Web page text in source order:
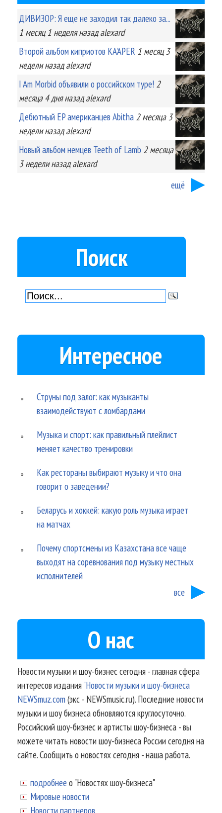
ДИВИЗОР: Я еще не заходил так далеко за...
1 месяц 1 неделяназад alexard
Второй альбом киприотов KA'APER 1 месяц 3
неделиназад alexard
I Am Morbid объявили о российском туре! 2
месяца 4 дняназад alexard
Дебютный EP американцев Abitha 2 месяца 3
неделиназад alexard
Новый альбом немцев Teeth of Lamb 2 месяца
3 неделиназад alexard
ещё
Поиск
Интересное
Струны под залог: как музыканты
взаимодействуют с ломбардами
Музыка и спорт: как правильный плейлист
меняет качество тренировки
Как рестораны выбирают музыку и что она
говорит о заведении?
Беларусь и хоккей: какую роль музыка играет
на матчах
Почему спортсмены из Казахстана все чаще
выходят на соревнования под музыку местных
исполнителей
все
О нас
Новости музыки и шоу-бизнес сегодня - главная сфера
интересов издания"Новости музыки и шоу-бизнеса
NEWSmuz.com(экс - NEWSmusic.ru). Последние новости
музыки и шоу бизнеса обновляются круглосуточно.
Российский шоу-бизнес и артисты шоу-бизнеса - вы
можете читать новости шоу-бизнеса России сегодня на
сайте. Сообщить о новостях сегодня - наша работа.
подробнее о "Новостях шоу-бизнеса"
Мировые новости
Новости партнеров